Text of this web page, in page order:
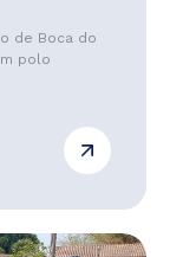
de Boca do
polo